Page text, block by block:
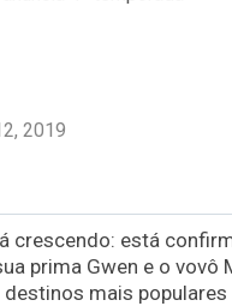
2019
crescendo: está
prima Gwen e o
mais